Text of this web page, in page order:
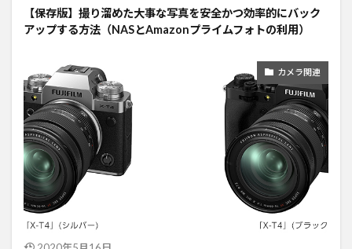
【保存版】撮り溜めた大事な写真を安全かつ効率的にバック
アップする方法（NASとAmazonプライムフォトの利用）
カメラ関連